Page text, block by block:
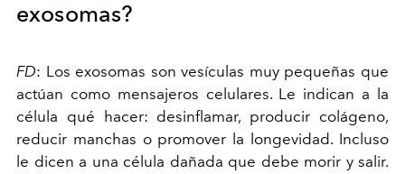
exosomas?
FD: Los exosomas son vesículas muy pequeñas que
actúan como mensajeros celulares. Le indican a la
célula qué hacer: desinflamar, producir colágeno,
reducir manchas o promover la longevidad. Incluso
le dicen a una célula dañada que debe morir y salir.